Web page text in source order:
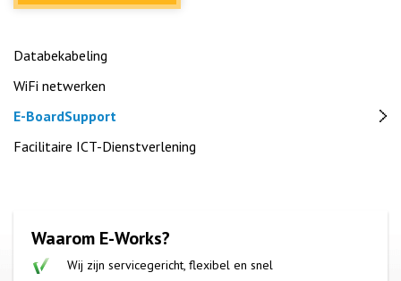
Databekabeling
WiFi netwerken
E-BoardSupport
Facilitaire ICT-Dienstverlening
Waarom E-Works?
Wij zijn servicegericht, flexibel en snel